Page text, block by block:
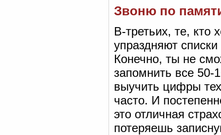
Звоню по
В-третьих, те, кто
упраздняют
Конечно, ты не
запомнить все 50-
выучить цифры
часто. И
это отличная
потеряешь